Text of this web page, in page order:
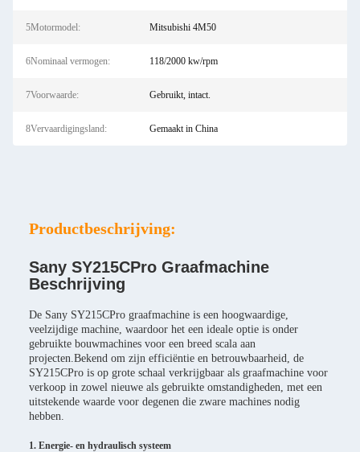
5Motormodel: Mitsubishi 4M50
6Nominaal vermogen: 118/2000 kw/rpm
7Voorwaarde: Gebruikt, intact.
8Vervaardigingsland: Gemaakt in China
Productbeschrijving:
Sany SY215CPro Graafmachine
Beschrijving
De Sany SY215CPro graafmachine is een hoogwaardige,
veelzijdige machine, waardoor het een ideale optie is onder
gebruikte bouwmachines voor een breed scala aan
projecten.Bekend om zijn efficiëntie en betrouwbaarheid, de
SY215CPro is op grote schaal verkrijgbaar als graafmachine voor
verkoop in zowel nieuwe als gebruikte omstandigheden, met een
uitstekende waarde voor degenen die zware machines nodig
hebben.
1. Energie- en hydraulisch systeem